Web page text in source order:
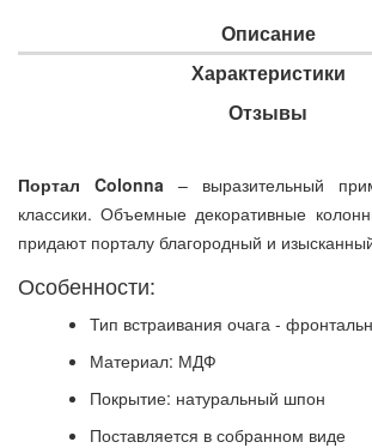
Описание
Характеристики
Отзывы
Портал Colonna – выразительный
классики. Объемные декоративные
придают порталу благородный и
Особенности:
Тип встраивания очага -
Материал: МДФ
Покрытие: натуральный шпон
Поставляется в собранном виде